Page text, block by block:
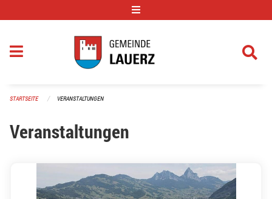
STARTSEITE VERANSTALTUNGEN
Veranstaltungen